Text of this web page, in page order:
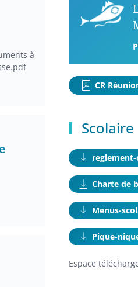
à
CR
Scolaire
Charte de
Menus-
Pique-
Espace